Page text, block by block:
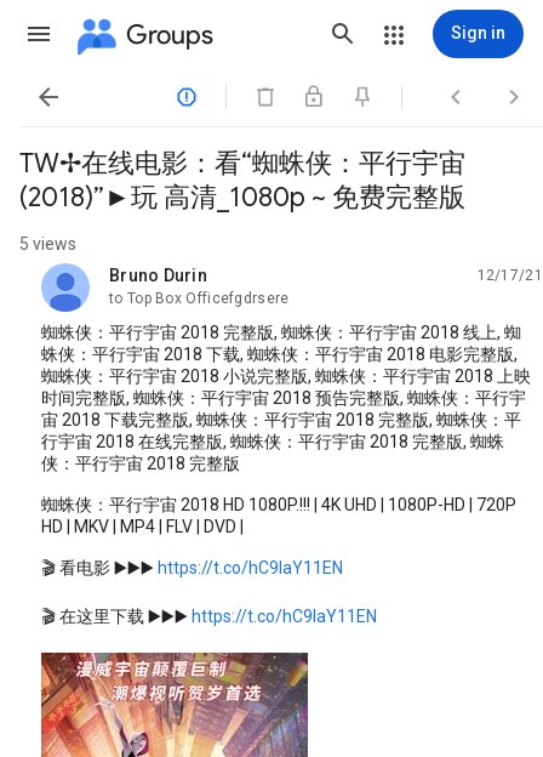
Groups Sign in
   
TW✢在线电影：看“蜘蛛侠：平行宇宙
(2018)”►玩 高清_1080p ~ 免费完整版
5 views
Bruno Durin
unread,
12/17/21
to Top Box Officefgdrsere
蜘蛛侠：平行宇宙 2018 完整版, 蜘蛛侠：平行宇宙 2018 线上, 蜘
蛛侠：平行宇宙 2018 下载, 蜘蛛侠：平行宇宙 2018 电影完整版,
蜘蛛侠：平行宇宙 2018 小说完整版, 蜘蛛侠：平行宇宙 2018 上映
时间完整版, 蜘蛛侠：平行宇宙 2018 预告完整版, 蜘蛛侠：平行宇
宙 2018 下载完整版, 蜘蛛侠：平行宇宙 2018 完整版, 蜘蛛侠：平
行宇宙 2018 在线完整版, 蜘蛛侠：平行宇宙 2018 完整版, 蜘蛛
侠：平行宇宙 2018 完整版
蜘蛛侠：平行宇宙 2018 HD 1080P.!!! | 4K UHD | 1080P-HD | 720P
HD | MKV | MP4 | FLV | DVD |
🎬 看电影 ▶️▶️▶️ https://t.co/hC9IaY11EN
🎬 在这里下载 ▶️▶️▶️ https://t.co/hC9IaY11EN